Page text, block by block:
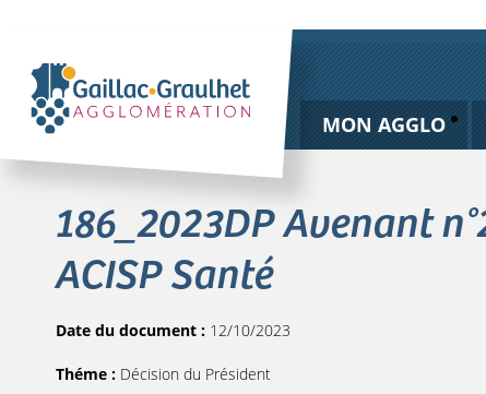
MON AGGLO
186_2023DP Avenant
ACISP Santé
Date du document : 12/10/2023
Théme : Décision du Président